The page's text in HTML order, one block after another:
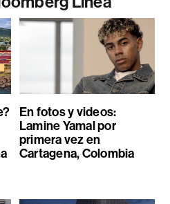
En fotos y videos:
Lamine Yamal por
primera vez en
Cartagena, Colombia